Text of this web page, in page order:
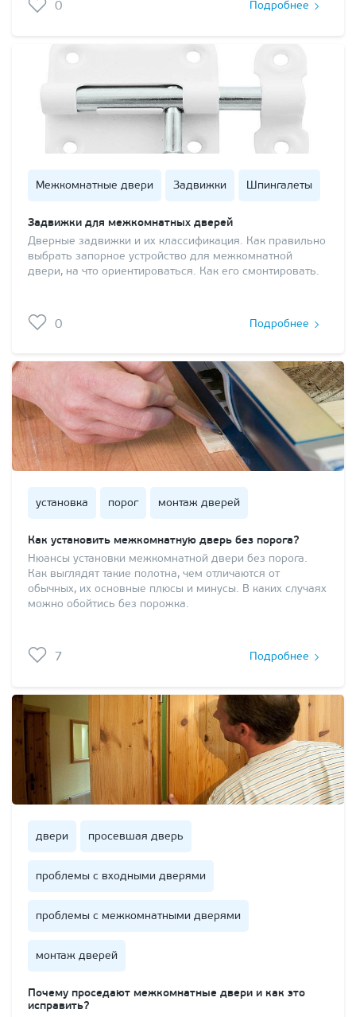
0 Подробнее
Межкомнатные двери Задвижки Шпингалеты
Задвижки для межкомнатных дверей
Дверные задвижки и их классификация. Как правильно
выбрать запорное устройство для межкомнатной
двери, на что ориентироваться. Как его смонтировать.
0 Подробнее
установка порог монтаж дверей
Как установить межкомнатную дверь без порога?
Нюансы установки межкомнатной двери без порога.
Как выглядят такие полотна, чем отличаются от
обычных, их основные плюсы и минусы. В каких случаях
можно обойтись без порожка.
7 Подробнее
двери просевшая дверь
проблемы с входными дверями
проблемы с межкомнатными дверями
монтаж дверей
Почему проседают межкомнатные двери и как это
исправить?